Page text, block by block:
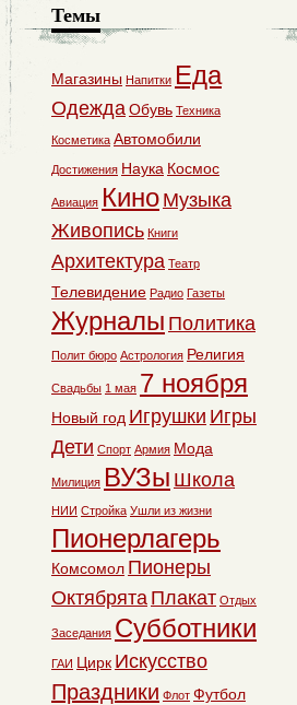
Темы
Магазины Напитки Еда
ОдеждаОбувь Техника
Косметика Автомобили
Достижения Наука Космос
Авиация Кино Музыка
Живопись Книги
Архитектура Театр
Телевидение Радио Газеты
Журналы Политика
Полит бюро Астрология Религия
Свадьбы 1 мая 7 ноября
Новый год Игрушки Игры
Дети Спорт Армия Мода
Милиция ВУЗы Школа
НИИ Стройка Ушли из жизни
Пионерлагерь
Комсомол Пионеры
Октябрята Плакат Отдых
Заседания Субботники
ГАИ Цирк Искусство
Праздники Флот Футбол